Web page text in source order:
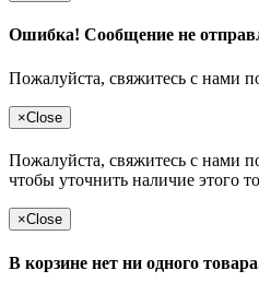
Ошибка! Сообщение не
Пожалуйста, свяжитесь с нами
×Close
Пожалуйста, свяжитесь с нами
чтобы уточнить наличие этого
×Close
В корзине нет ни одного